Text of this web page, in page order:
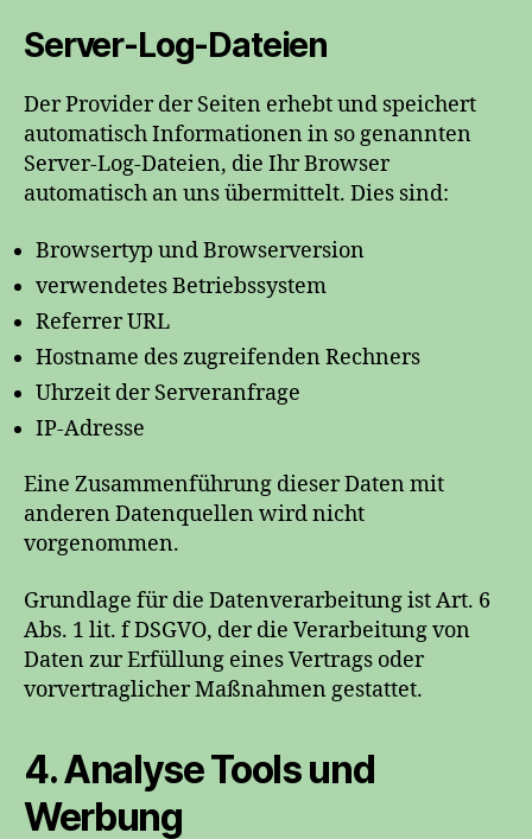
Server-Log-Dateien
Der Provider der Seiten erhebt und speichert
automatisch Informationen in so genannten
Server-Log-Dateien, die Ihr Browser
automatisch an uns übermittelt. Dies sind:
Browsertyp und Browserversion
verwendetes Betriebssystem
Referrer URL
Hostname des zugreifenden Rechners
Uhrzeit der Serveranfrage
IP-Adresse
Eine Zusammenführung dieser Daten mit
anderen Datenquellen wird nicht
vorgenommen.
Grundlage für die Datenverarbeitung ist Art. 6
Abs. 1 lit. f DSGVO, der die Verarbeitung von
Daten zur Erfüllung eines Vertrags oder
vorvertraglicher Maßnahmen gestattet.
4. Analyse Tools und
Werbung